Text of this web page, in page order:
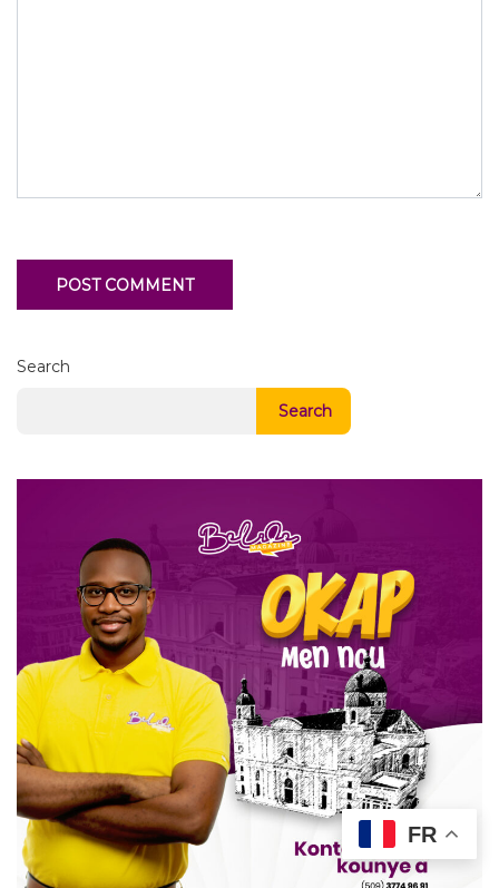
Search
Search
FR